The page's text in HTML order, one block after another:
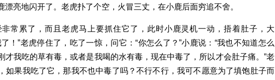
漂亮地闪开了。老虎扑了个空，火冒三丈，在小鹿后面穷追不舍。
常累了，而且老虎马上要抓住它了，此时小鹿灵机一动，捂着肚子，大
！”老虎停住了，吃了一惊，问它：“你怎么了？”小鹿说：“我也不知道怎么
才我吃的草有毒，或者是我喝的水有毒，现在中毒了，所以才会肚子痛。”老
如果我吃了它，那我不也中毒了吗？不行不行，我可不愿意为了填饱肚子而